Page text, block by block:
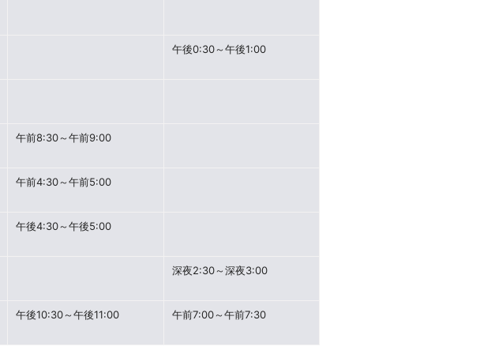
午後0:30～午後1:00
午前8:30～午前9:00
午前4:30～午前5:00
午後4:30～午後5:00
深夜2:30～深夜3:00
午後10:30～午後11:00 午前7:00～午前7:30